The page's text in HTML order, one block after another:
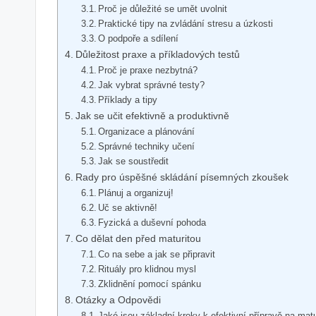
Proč je důležité se umět uvolnit
Praktické tipy na zvládání stresu a úzkosti
O podpoře a sdílení
Důležitost praxe a příkladových testů
Proč je praxe nezbytná?
Jak vybrat správné testy?
Příklady a tipy
Jak se učit efektivně a produktivně
Organizace a plánování
Správné techniky učení
Jak se soustředit
Rady pro úspěšné skládání písemných zkoušek
Plánuj a organizuj!
Uč se aktivně!
Fyzická a duševní pohoda
Co dělat den před maturitou
Co na sebe a jak se připravit
Rituály pro klidnou mysl
Zklidnění pomocí spánku
Otázky a Odpovědi